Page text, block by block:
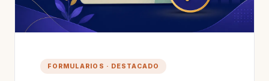
FORMULARIOS · DESTACADO